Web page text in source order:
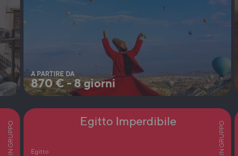
A PARTIRE DA
870€-8 giorni
IN GRUPPO Egitto
Egitto Imperdibile IN GRUPPO